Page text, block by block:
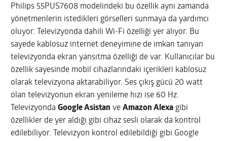
Philips 55PUS7608 modelindeki bu özellik aynı zamanda
yönetmenlerin istedikleri görselleri sunmaya da yardımcı
oluyor. Televizyonda dahili Wi-Fi özelliği yer alıyor. Bu
sayede kablosuz internet deneyimine de imkan tanıyan
televizyonda ekran yansıtma özelliği de var. Kullanıcılar bu
özellik sayesinde mobil cihazlarındaki içerikleri kablosuz
olarak televizyona aktarabiliyor. Ses çıkış gücü 20 watt
olan televizyonun ekran yenileme hızı ise 60 Hz.
TelevizyondaGoogle Asistan veAmazon Alexa gibi
özellikler de yer aldığı gibi cihaz sesli olarak da kontrol
edilebiliyor. Televizyon kontrol edilebildiği gibi Google